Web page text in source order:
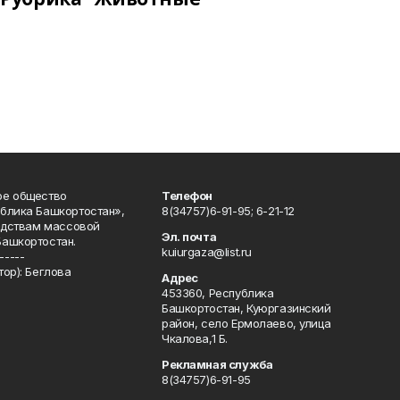
общество
Башкортостан»,
массовой
Беглова
Телефон
8(34757)6-91-95; 6-21-12
Эл. почта
kuiurgaza@list.ru
Адрес
453360, Республика
Башкортостан, Куюргазинский
район, село Ермолаево, улица
Чкалова,1 Б.
Рекламная служба
8(34757)6-91-95